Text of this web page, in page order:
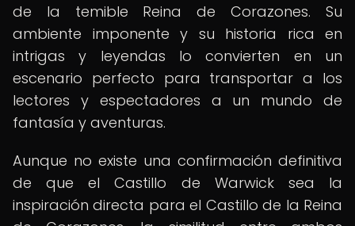
de la temible Reina de Corazones. Su
ambiente imponente y su historia rica en
intrigas y leyendas lo convierten en un
escenario perfecto para transportar a los
lectores y espectadores a un mundo de
fantasía y aventuras.
Aunque no existe una confirmación definitiva
de que el Castillo de Warwick sea la
inspiración directa para el Castillo de la Reina